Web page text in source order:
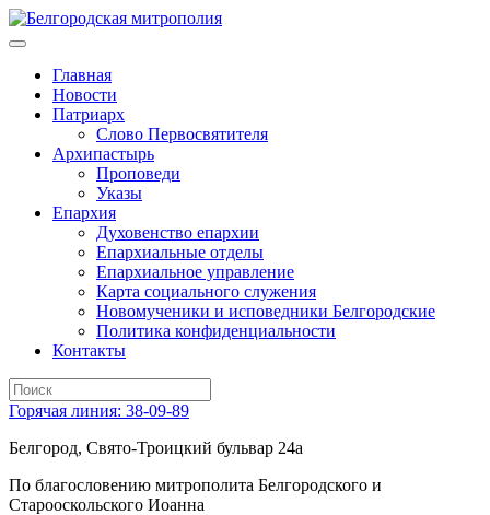
Главная
Новости
Патриарх
Слово Первосвятителя
Архипастырь
Проповеди
Указы
Епархия
Духовенство епархии
Епархиальные отделы
Епархиальное управление
Карта социального служения
Новомученики и исповедники Белгородские
Политика конфиденциальности
Контакты
Горячая линия: 38-09-89
Белгород, Свято-Троицкий бульвар 24а
По благословению митрополита Белгородского и
Старооскольского Иоанна